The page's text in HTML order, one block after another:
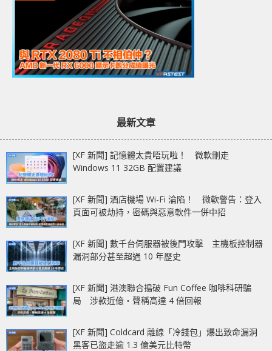
最新文章
[XF 新聞] 記憶體太貴唔玩啦！ 微軟刪走
Windows 11 32GB 配置建議
[XF 新聞] 酒店機場 Wi-Fi 淪陷！ 微軟警告：登入
頁面可被劫持，密碼與惡意軟件一併中招
[XF 新聞] 數千台伺服器被後門攻擊 主機板控制器
漏洞部分甚至超過 10 年歷史
[XF 新聞] 港澳聯合搗破 Fun Coffee 咖啡科研騙
局 涉款近億‧聲稱高達 4 倍回報
[XF 新聞] Coldcard 離線「冷錢包」爆出致命漏洞
黑客已盜走逾 1.3 億美元比特幣